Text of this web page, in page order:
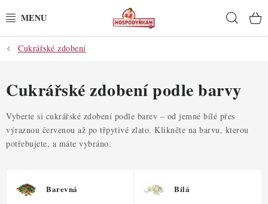
na
POTŘEBY
POMŮCKY
SUROVINY
DEKORACE
Cukrářské zdobení
Cukrářské zdobení podle barvy
Vyberte si cukrářské zdobení podle barev – od jemné bílé přes
výraznou červenou až po třpytivé zlato. Klikněte na barvu, kterou
potřebujete, a máte vybráno.
Barevná Bílá